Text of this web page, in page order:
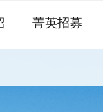
菁英招募